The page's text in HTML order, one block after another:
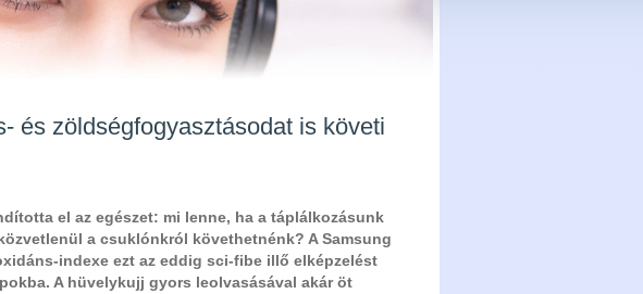
és zöldségfogyasztásodat is követi
el az egészet: mi lenne, ha a táplálkozásunk
a csuklónkról követhetnénk? A Samsung
indexe ezt az eddig sci-fibe illő elképzelést
A hüvelykujj gyors leolvasásával akár öt